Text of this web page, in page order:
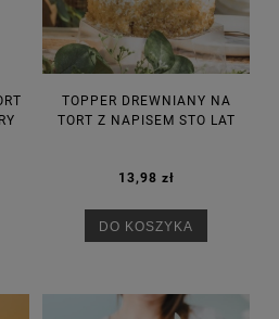
TOPPER DREWNIANY NA
TORT Z NAPISEM STO LAT
13,98 zł
DO KOSZYKA